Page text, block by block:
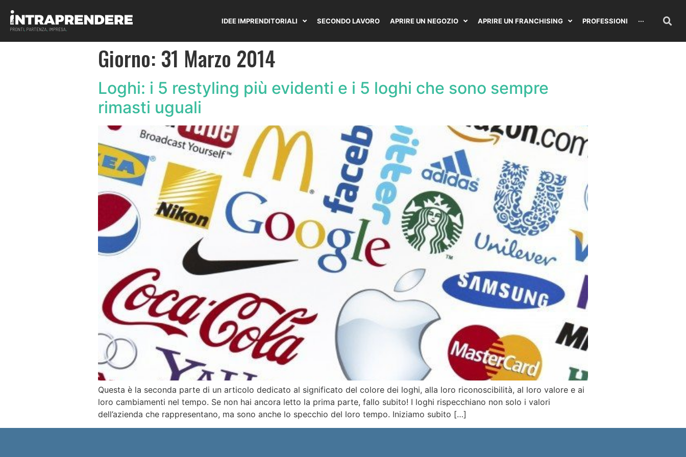
IDEE IMPRENDITORIALI SECONDO LAVORO APRIRE UN NEGOZIO APRIRE UN FRANCHISING PROFESSIONI ···
Giorno: 31 Marzo 2014
Loghi: i 5 restyling più evidenti e i 5 loghi che sono sempre
rimasti uguali
Questa è la seconda parte di un articolo dedicato al significato del colore dei loghi, alla loro riconoscibilità, al loro valore e ai
loro cambiamenti nel tempo. Se non hai ancora letto la prima parte, fallo subito! I loghi rispecchiano non solo i valori
dell’azienda che rappresentano, ma sono anche lo specchio del loro tempo. Iniziamo subito […]